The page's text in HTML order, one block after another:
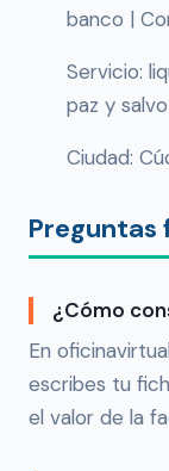
banco |
Servicio:
paz y
Ciudad:
Preguntas
¿Cómo
En
escribes tu
el valor de la